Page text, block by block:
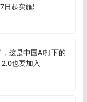
日起实施!
，这是中国AI打下的
也要加入